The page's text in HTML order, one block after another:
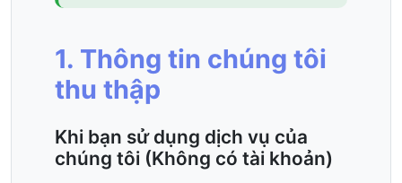
1. Thông tin chúng tôi
thu thập
Khi bạn sử dụng dịch vụ của
chúng tôi (Không có tài khoản)